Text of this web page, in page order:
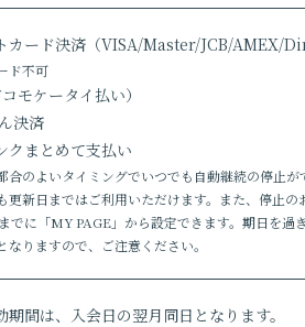
カード決済（VISA/Master/JCB/AMEX/
ド不可
モケータイ払い）
決済
クまとめて支払い
のよいタイミングでいつでも自動継続の停止が
更新日まではご利用いただけます。また、停止の
でに「MY PAGE」から設定できます。期日を過
なりますので、ご注意ください。
期間は、入会日の翌月同日となります。